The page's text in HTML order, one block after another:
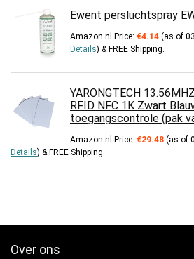
Ewent persluchtspray
Amazon.nl Price: €4.14 (as of
Details) &FREE Shipping.
YARONGTECH
RFID NFC 1K Zwart
toegangscontrole (pak
Amazon.nl Price: €29.48 (as of
Details) &FREE Shipping.
Over ons